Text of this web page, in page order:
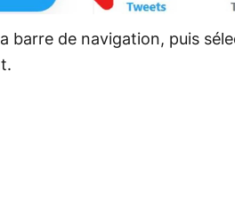
barre de navigation, puis